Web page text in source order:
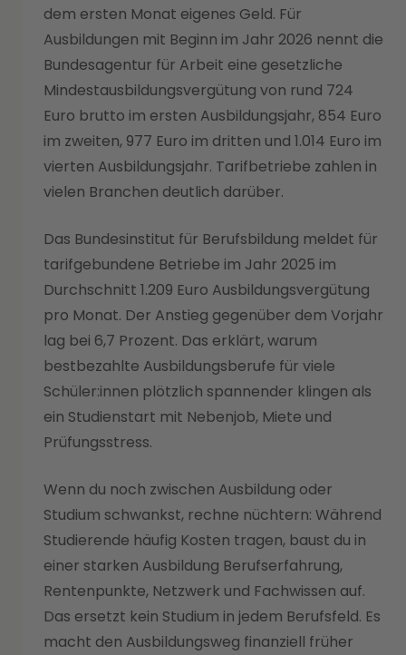
dem ersten Monat eigenes Geld. Für
Ausbildungen mit Beginn im Jahr 2026 nennt die
Bundesagentur für Arbeit eine gesetzliche
Mindestausbildungsvergütung von rund 724
Euro brutto im ersten Ausbildungsjahr, 854 Euro
im zweiten, 977 Euro im dritten und 1.014 Euro im
vierten Ausbildungsjahr. Tarifbetriebe zahlen in
vielen Branchen deutlich darüber.
Das Bundesinstitut für Berufsbildung meldet für
tarifgebundene Betriebe im Jahr 2025 im
Durchschnitt 1.209 Euro Ausbildungsvergütung
pro Monat. Der Anstieg gegenüber dem Vorjahr
lag bei 6,7 Prozent. Das erklärt, warum
bestbezahlte Ausbildungsberufe für viele
Schüler:innen plötzlich spannender klingen als
ein Studienstart mit Nebenjob, Miete und
Prüfungsstress.
Wenn du noch zwischen Ausbildung oder
Studium schwankst, rechne nüchtern: Während
Studierende häufig Kosten tragen, baust du in
einer starken Ausbildung Berufserfahrung,
Rentenpunkte, Netzwerk und Fachwissen auf.
Das ersetzt kein Studium in jedem Berufsfeld. Es
macht den Ausbildungsweg finanziell früher